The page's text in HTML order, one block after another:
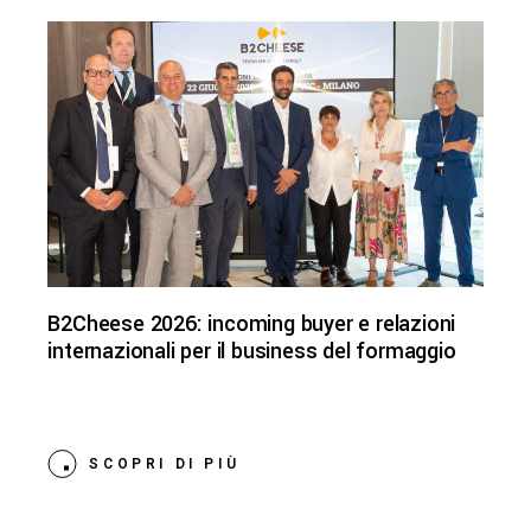
B2Cheese 2026: incoming buyer e relazioni
internazionali per il business del formaggio
SCOPRI DI PIÙ